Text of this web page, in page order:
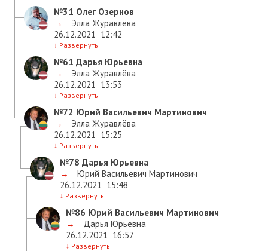
№31 Олег Озернов
→
Элла Журавлёва
26.12.2021 12:42
↓ Развернуть
№61 Дарья Юрьевна
→
Элла Журавлёва
26.12.2021 13:53
↓ Развернуть
№72 Юрий Васильевич Мартинович
→
Элла Журавлёва
26.12.2021 15:25
↓ Развернуть
№78 Дарья Юрьевна
→
Юрий Васильевич Мартинович
26.12.2021 15:48
↓ Развернуть
№86 Юрий Васильевич Мартинович
→
Дарья Юрьевна
26.12.2021 16:57
↓ Развернуть